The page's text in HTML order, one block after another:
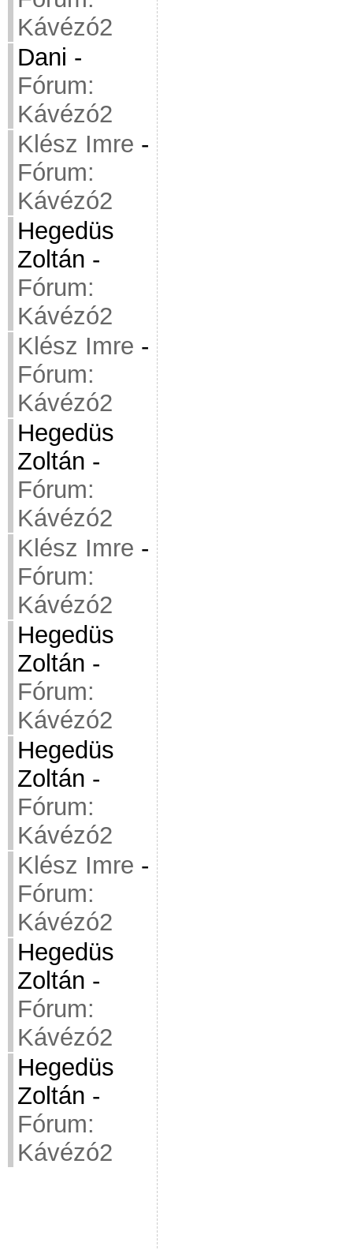
Kávézó2
Dani -
Fórum:
Kávézó2
Klész Imre -
Fórum:
Kávézó2
Hegedüs
Zoltán -
Fórum:
Kávézó2
Klész Imre -
Fórum:
Kávézó2
Hegedüs
Zoltán -
Fórum:
Kávézó2
Klész Imre -
Fórum:
Kávézó2
Hegedüs
Zoltán -
Fórum:
Kávézó2
Hegedüs
Zoltán -
Fórum:
Kávézó2
Klész Imre -
Fórum:
Kávézó2
Hegedüs
Zoltán -
Fórum:
Kávézó2
Hegedüs
Zoltán -
Fórum:
Kávézó2